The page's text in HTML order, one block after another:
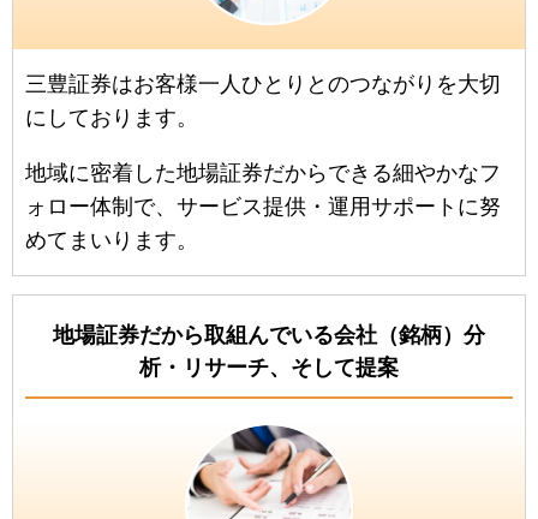
三豊証券はお客様一人ひとりとのつながりを大切
にしております。
地域に密着した地場証券だからできる細やかなフ
ォロー体制で、サービス提供・運用サポートに努
めてまいります。
地場証券だから取組んでいる会社（銘柄）分
析・リサーチ、そして提案